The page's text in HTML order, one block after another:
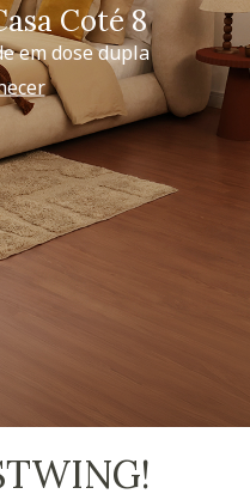
Coté 8
em dose dupla